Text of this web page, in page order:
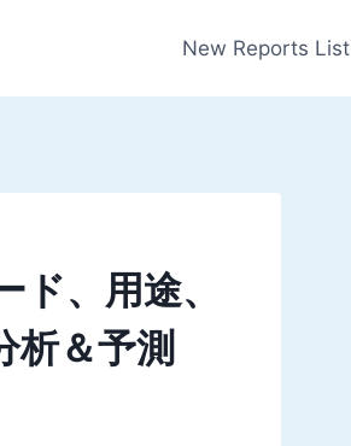
New Reports List
、用途、
析＆予測